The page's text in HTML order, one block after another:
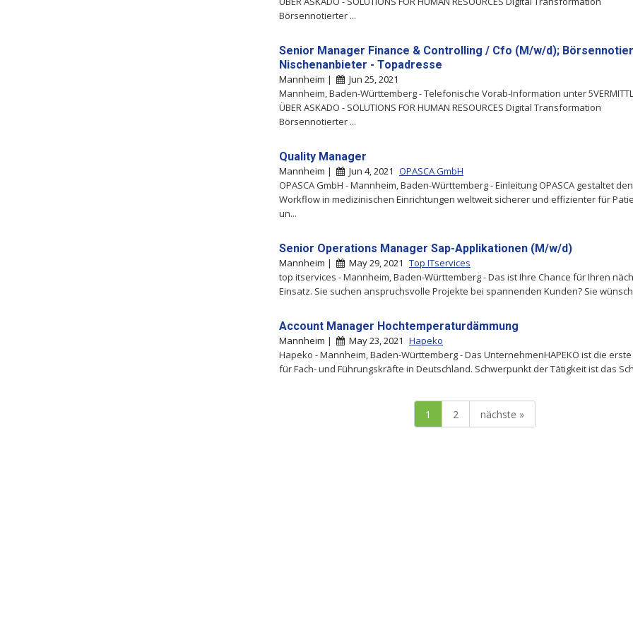
Börsennotierter ...
Senior Manager Finance & Controlling / Cfo (M/w/d);
Nischenanbieter - Topadresse
Mannheim |
Jun 25, 2021
Mannheim, Baden-Württemberg - Telefonische Vorab-Information unter
ÜBER ASKADO - SOLUTIONS FOR HUMAN RESOURCES Digital Transformation
Börsennotierter ...
Quality Manager
Mannheim | Jun 4, 2021 OPASCA GmbH
OPASCA GmbH - Mannheim, Baden-Württemberg - Einleitung OPASCA gestaltet den
Workflow in medizinischen Einrichtungen weltweit sicherer und effizienter für
un...
Senior Operations Manager Sap-Applikationen (M/w/d)
Mannheim | May 29, 2021 Top ITservices
top itservices - Mannheim, Baden-Württemberg - Das ist Ihre Chance für Ihren
Einsatz. Sie suchen anspruchsvolle Projekte bei spannenden Kunden? Sie
Account Manager Hochtemperaturdämmung
Mannheim | May 23, 2021 Hapeko
Hapeko - Mannheim, Baden-Württemberg - Das UnternehmenHAPEKO ist die
für Fach- und Führungskräfte in Deutschland. Schwerpunkt der Tätigkeit ist das
1 2 nächste »